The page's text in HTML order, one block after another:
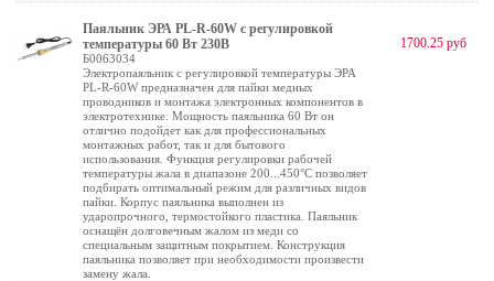
Паяльник ЭРА PL-R-60W с регулировкой
температуры 60 Вт 230В
Б0063034
Электропаяльник с регулировкой температуры ЭРА
PL-R-60W предназначен для пайки медных
проводников и монтажа электронных компонентов в
электротехнике. Мощность паяльника 60 Вт он
отлично подойдет как для профессиональных
монтажных работ, так и для бытового
использования. Функция регулировки рабочей
температуры жала в диапазоне 200...450°C позволяет
подбирать оптимальный режим для различных видов
пайки. Корпус паяльника выполнен из
ударопрочного, термостойкого пластика. Паяльник
оснащён долговечным жалом из меди со
специальным защитным покрытием. Конструкция
паяльника позволяет при необходимости произвести
замену жала.
1700.25 руб